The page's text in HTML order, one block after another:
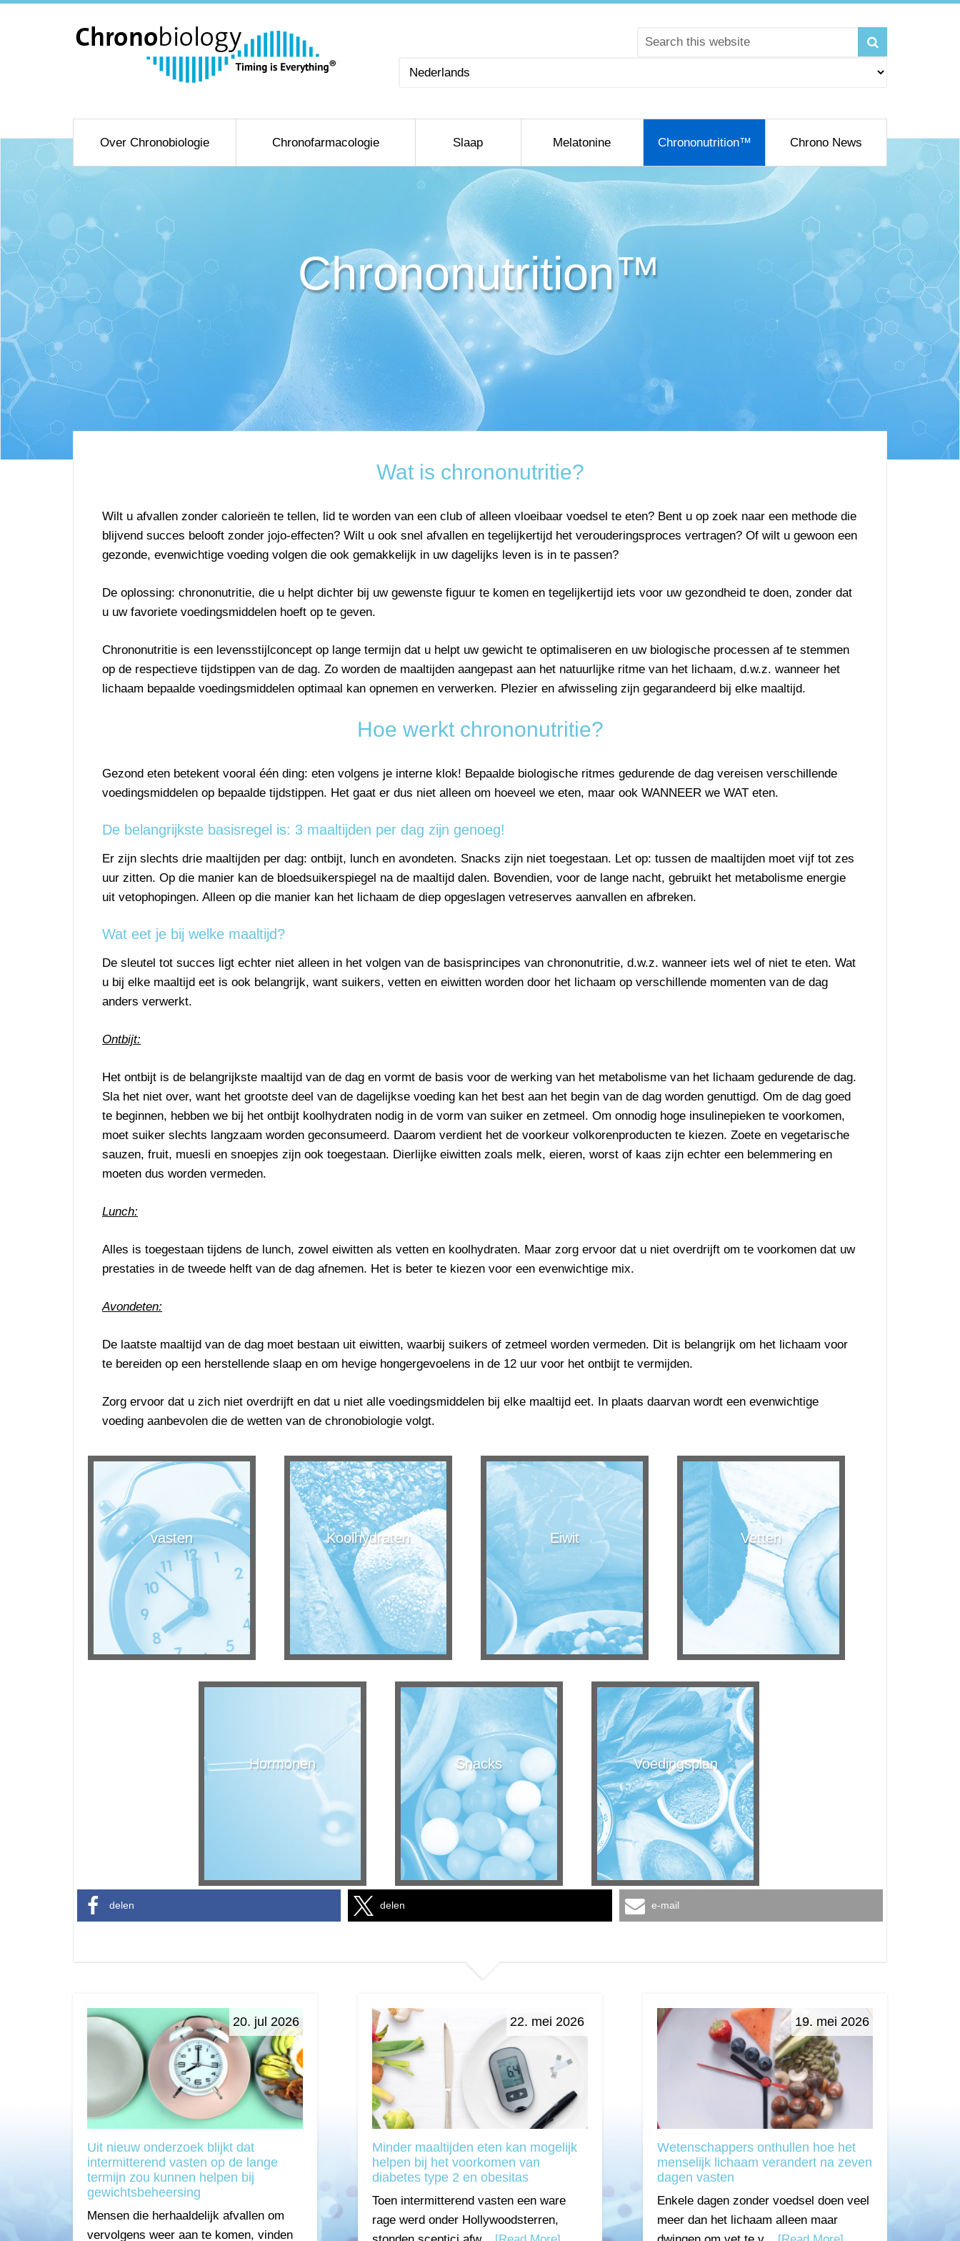
Kies
Over Chronobiologie Chronofarmacologie Slaap Melatonine Chrononutrition™ Chrono News
Chrononutrition™
Wat is chrononutritie?
Wilt u afvallen zonder calorieën te tellen, lid te worden van een club of alleen vloeibaar voedsel te eten? Bent u op zoek naar een methode die
blijvend succes belooft zonder jojo-effecten? Wilt u ook snel afvallen en tegelijkertijd het verouderingsproces vertragen? Of wilt u gewoon een
gezonde, evenwichtige voeding volgen die ook gemakkelijk in uw dagelijks leven is in te passen?
De oplossing: chrononutritie, die u helpt dichter bij uw gewenste figuur te komen en tegelijkertijd iets voor uw gezondheid te doen, zonder dat
u uw favoriete voedingsmiddelen hoeft op te geven.
Chrononutritie is een levensstijlconcept op lange termijn dat u helpt uw gewicht te optimaliseren en uw biologische processen af te stemmen
op de respectieve tijdstippen van de dag. Zo worden de maaltijden aangepast aan het natuurlijke ritme van het lichaam, d.w.z. wanneer het
lichaam bepaalde voedingsmiddelen optimaal kan opnemen en verwerken. Plezier en afwisseling zijn gegarandeerd bij elke maaltijd.
Hoe werkt chrononutritie?
Gezond eten betekent vooral één ding: eten volgens je interne klok! Bepaalde biologische ritmes gedurende de dag vereisen verschillende
voedingsmiddelen op bepaalde tijdstippen. Het gaat er dus niet alleen om hoeveel we eten, maar ook WANNEER we WAT eten.
De belangrijkste basisregel is: 3 maaltijden per dag zijn genoeg!
Er zijn slechts drie maaltijden per dag: ontbijt, lunch en avondeten. Snacks zijn niet toegestaan. Let op: tussen de maaltijden moet vijf tot zes
uur zitten. Op die manier kan de bloedsuikerspiegel na de maaltijd dalen. Bovendien, voor de lange nacht, gebruikt het metabolisme energie
uit vetophopingen. Alleen op die manier kan het lichaam de diep opgeslagen vetreserves aanvallen en afbreken.
Wat eet je bij welke maaltijd?
De sleutel tot succes ligt echter niet alleen in het volgen van de basisprincipes van chrononutritie, d.w.z. wanneer iets wel of niet te eten. Wat
u bij elke maaltijd eet is ook belangrijk, want suikers, vetten en eiwitten worden door het lichaam op verschillende momenten van de dag
anders verwerkt.
Ontbijt:
Het ontbijt is de belangrijkste maaltijd van de dag en vormt de basis voor de werking van het metabolisme van het lichaam gedurende de dag.
Sla het niet over, want het grootste deel van de dagelijkse voeding kan het best aan het begin van de dag worden genuttigd. Om de dag goed
te beginnen, hebben we bij het ontbijt koolhydraten nodig in de vorm van suiker en zetmeel. Om onnodig hoge insulinepieken te voorkomen,
moet suiker slechts langzaam worden geconsumeerd. Daarom verdient het de voorkeur volkorenproducten te kiezen. Zoete en vegetarische
sauzen, fruit, muesli en snoepjes zijn ook toegestaan. Dierlijke eiwitten zoals melk, eieren, worst of kaas zijn echter een belemmering en
moeten dus worden vermeden.
Lunch:
Alles is toegestaan tijdens de lunch, zowel eiwitten als vetten en koolhydraten. Maar zorg ervoor dat u niet overdrijft om te voorkomen dat uw
prestaties in de tweede helft van de dag afnemen. Het is beter te kiezen voor een evenwichtige mix.
Avondeten:
De laatste maaltijd van de dag moet bestaan uit eiwitten, waarbij suikers of zetmeel worden vermeden. Dit is belangrijk om het lichaam voor
te bereiden op een herstellende slaap en om hevige hongergevoelens in de 12 uur voor het ontbijt te vermijden.
Zorg ervoor dat u zich niet overdrijft en dat u niet alle voedingsmiddelen bij elke maaltijd eet. In plaats daarvan wordt een evenwichtige
voeding aanbevolen die de wetten van de chronobiologie volgt.
vasten Koolhydraten Eiwit Vetten
Hormonen Snacks Voedingsplan
delen delen e-mail
20. jul 2026
Uit nieuw onderzoek blijkt dat
intermitterend vasten op de lange
termijn zou kunnen helpen bij
gewichtsbeheersing
Mensen die herhaaldelijk afvallen om
vervolgens weer aan te komen, vinden
22. mei 2026
Minder maaltijden eten kan mogelijk
helpen bij het voorkomen van
diabetes type 2 en obesitas
Toen intermitterend vasten een ware
rage werd onder Hollywoodsterren,
19. mei 2026
Wetenschappers onthullen hoe het
menselijk lichaam verandert na zeven
dagen vasten
Enkele dagen zonder voedsel doen veel
meer dan het lichaam alleen maar